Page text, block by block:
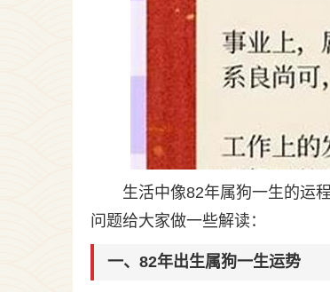
生活中像82年属狗一生的运
问题给大家做一些解读：
一、82年出生属狗一生运势